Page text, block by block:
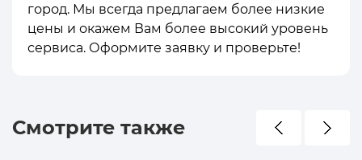
город. Мы всегда предлагаем более низкие
цены и окажем Вам более высокий уровень
сервиса. Оформите заявку и проверьте!
Смотрите также